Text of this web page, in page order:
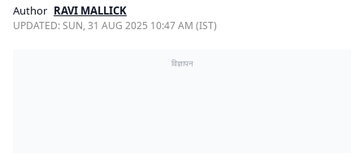
Author RAVI MALLICK
UPDATED:SUN, 31 AUG 2025 10:47 AM (IST)
विज्ञापन